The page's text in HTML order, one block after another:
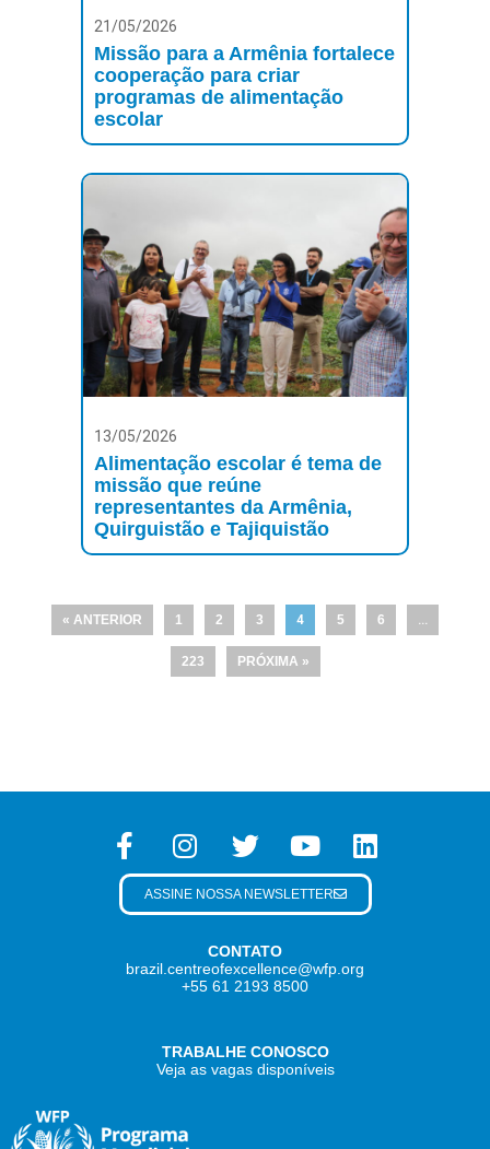
21/05/2026
Missão para a Armênia fortalece
cooperação para criar
programas de alimentação
escolar
13/05/2026
Alimentação escolar é tema de
missão que reúne
representantes da Armênia,
Quirguistão e Tajiquistão
« ANTERIOR 1 2 3 4 5 6
223 PRÓXIMA »
CONTATO
brazil.centreofexcellence@wfp.org
+55 61 2193 8500
TRABALHE CONOSCO
Veja as vagas disponíveis
ASSINE NOSSA NEWSLETTER